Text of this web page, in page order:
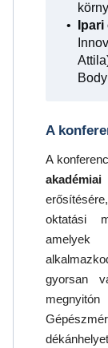
A
A
oktatási
amelyek
gyorsan